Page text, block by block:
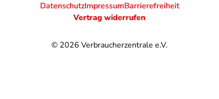
© 2026 Verbraucherzentrale e.V.
DatenschutzImpressumBarrierefreiheit
Vertrag widerrufen